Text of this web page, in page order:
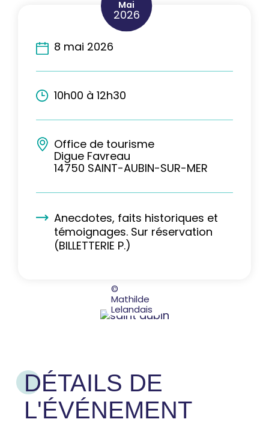
©
Mathilde
Lelandais
Mai
2026
8 mai 2026
10h00 à 12h30
Office de tourisme
Digue Favreau
14750 SAINT-AUBIN-SUR-MER
Anecdotes, faits historiques et
témoignages. Sur réservation
(BILLETTERIE P.)
DÉTAILS DE
L'ÉVÉNEMENT